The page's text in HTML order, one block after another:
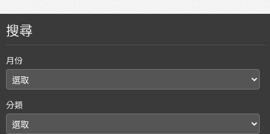
搜尋
月份
分類